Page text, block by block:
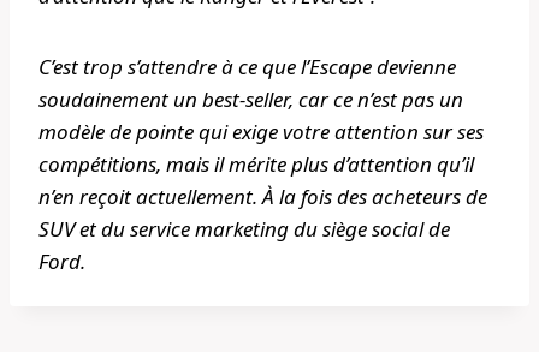
C’est trop s’attendre à ce que l’Escape devienne
soudainement un best-seller, car ce n’est pas un
modèle de pointe qui exige votre attention sur ses
compétitions, mais il mérite plus d’attention qu’il
n’en reçoit actuellement. À la fois des acheteurs de
SUV et du service marketing du siège social de
Ford.